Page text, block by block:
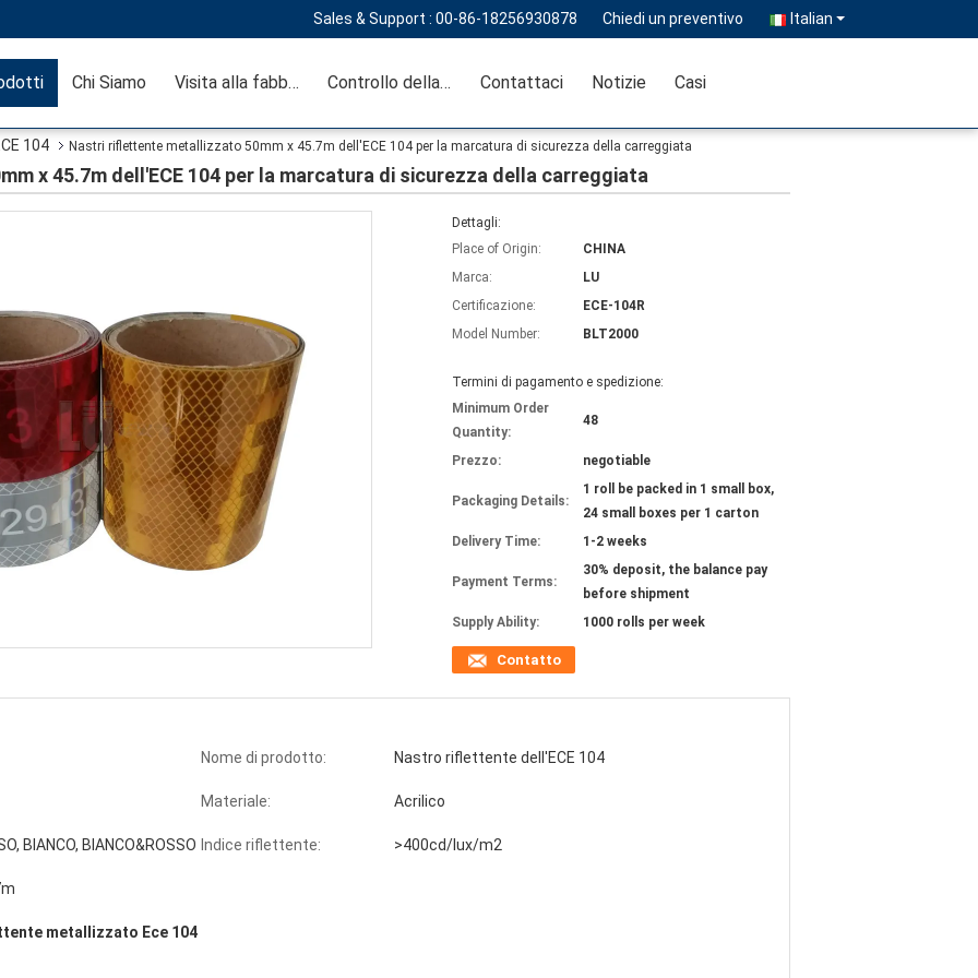
Sales & Support : 00-86-18256930878 Chiedi un preventivo Italian
Chi Siamo Visita alla fabbrica Controllo della qualità Contattaci Notizie Casi
104 Nastri riflettente metallizzato 50mm x 45.7m dell'ECE 104 per la marcatura di sicurezza della carreggiata
x 45.7m dell'ECE 104 per la marcatura di sicurezza della carreggiata
Dettagli:
Place of Origin:
CHINA
Marca:
LU
Certificazione:
ECE-104R
Model Number:
BLT2000
Termini di pagamento e spedizione:
Minimum Order
Quantity:
48
Prezzo: negotiable
Packaging Details:
1 roll be packed in 1 small box,
24 small boxes per 1 carton
Delivery Time:
1-2 weeks
Payment Terms:
30% deposit, the balance pay
before shipment
Supply Ability:
1000 rolls per week
Contatto
Nome di prodotto: Nastro riflettente dell'ECE 104
Materiale: Acrilico
BIANCO, BIANCO&ROSSO Indice riflettente: >400cd/lux/m2
metallizzato Ece 104